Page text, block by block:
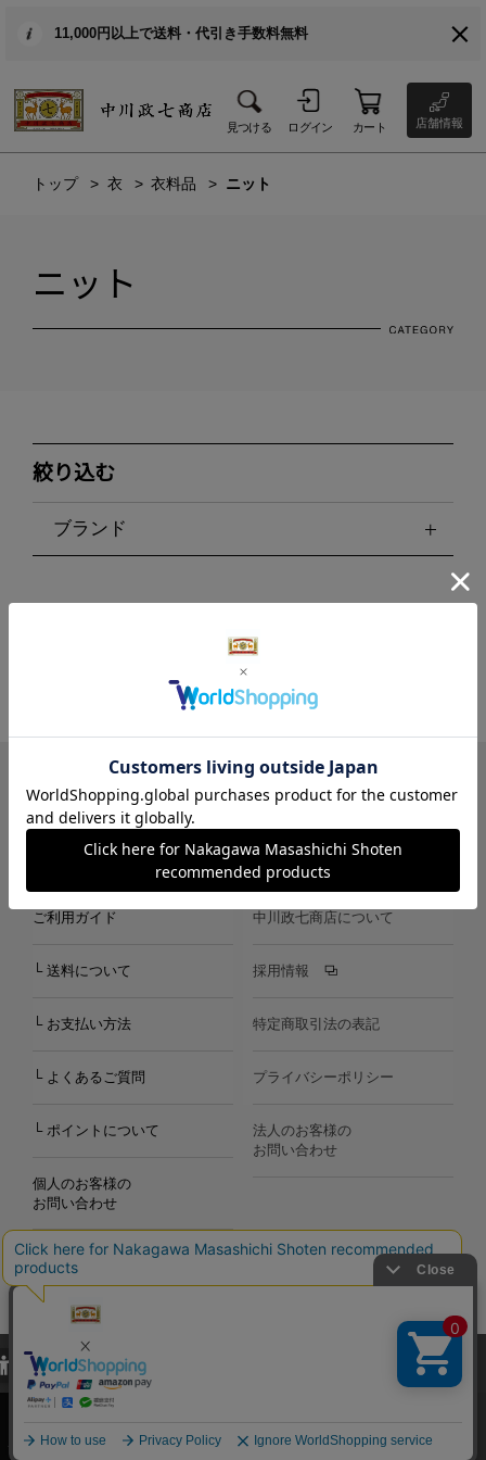
11,000円以上で送料・代引き手数料無料
見つける ログイン カート 店舗情報
トップ 衣 衣料品 ニット
ニット
絞り込む
ブランド
LINE Instagram X Facebook メールマガジン
ご利用ガイド
└ 送料について
└ お支払い方法
└ よくあるご質問
└ ポイントについて
個人のお客様の
お問い合わせ
中川政七商店について
採用情報
特定商取引法の表記
プライバシーポリシー
法人のお客様の
お問い合わせ
Copyright©2000-2026
Nakagawa Masashichi Shoten All Rights Reserved.
当サイトでは、当サイト内における閲覧履歴・属性情報などの取得およ
び利便性向上のためにクッキー（Cookie）を使用いたします。詳細に
関しては「プライバシーポリシー
承諾する